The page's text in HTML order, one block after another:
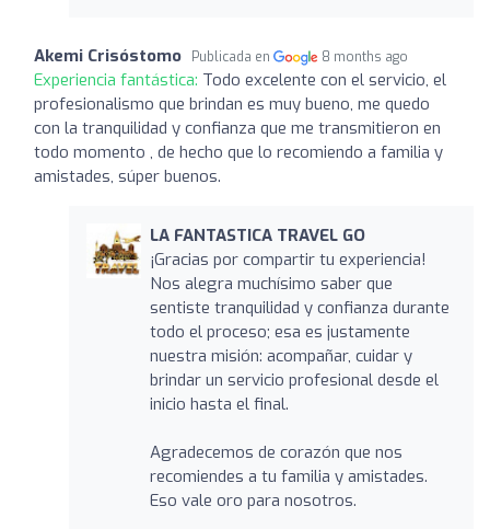
Akemi Crisóstomo Publicada en 8 months ago
Experiencia fantástica: Todo excelente con el servicio, el
profesionalismo que brindan es muy bueno, me quedo
con la tranquilidad y confianza que me transmitieron en
todo momento , de hecho que lo recomiendo a familia y
amistades, súper buenos.
LA FANTASTICA TRAVEL GO
¡Gracias por compartir tu experiencia!
Nos alegra muchísimo saber que
sentiste tranquilidad y confianza durante
todo el proceso; esa es justamente
nuestra misión: acompañar, cuidar y
brindar un servicio profesional desde el
inicio hasta el final.
Agradecemos de corazón que nos
recomiendes a tu familia y amistades.
Eso vale oro para nosotros.